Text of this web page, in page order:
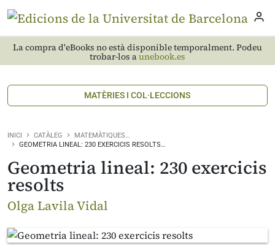
La compra d'eBooks no està disponible temporalment. Podeu
trobar-los aunebook.es
MATÈRIES I COL·LECCIONS
INICI CATÀLEG
MATEMÀTIQUES…
GEOMETRIA LINEAL: 230 EXERCICIS RESOLTS…
Geometria lineal: 230 exercicis
resolts
Olga Lavila Vidal